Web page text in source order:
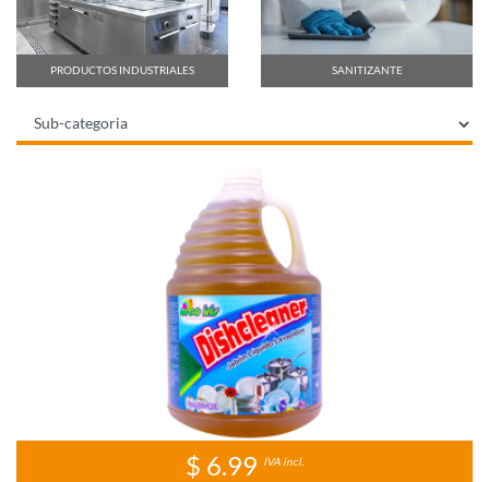
PRODUCTOS INDUSTRIALES SANITIZANTE
$ 6.99 IVA incl.